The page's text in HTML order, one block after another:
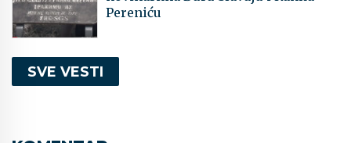
Pereniću
SVE VESTI